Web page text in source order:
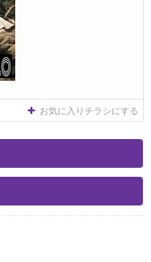
お気に入りチラシにする